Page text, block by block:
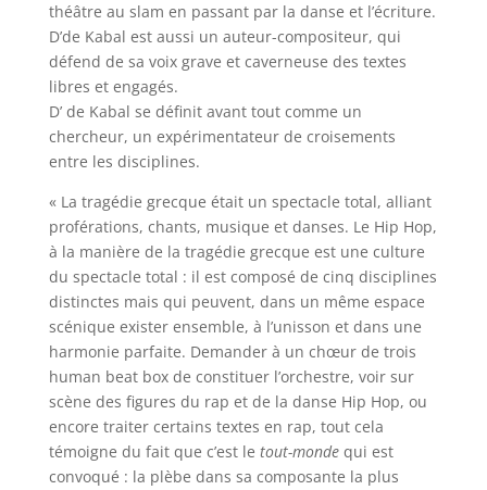
théâtre au slam en passant par la danse et l’écriture.
D’de Kabal est aussi un auteur-compositeur, qui
défend de sa voix grave et caverneuse des textes
libres et engagés.
D’ de Kabal se définit avant tout comme un
chercheur, un expérimentateur de croisements
entre les disciplines.
« La tragédie grecque était un spectacle total, alliant
proférations, chants, musique et danses. Le Hip Hop,
à la manière de la tragédie grecque est une culture
du spectacle total : il est composé de cinq disciplines
distinctes mais qui peuvent, dans un même espace
scénique exister ensemble, à l’unisson et dans une
harmonie parfaite. Demander à un chœur de trois
human beat box de constituer l’orchestre, voir sur
scène des figures du rap et de la danse Hip Hop, ou
encore traiter certains textes en rap, tout cela
témoigne du fait que c’est le tout-mondequi est
convoqué : la plèbe dans sa composante la plus